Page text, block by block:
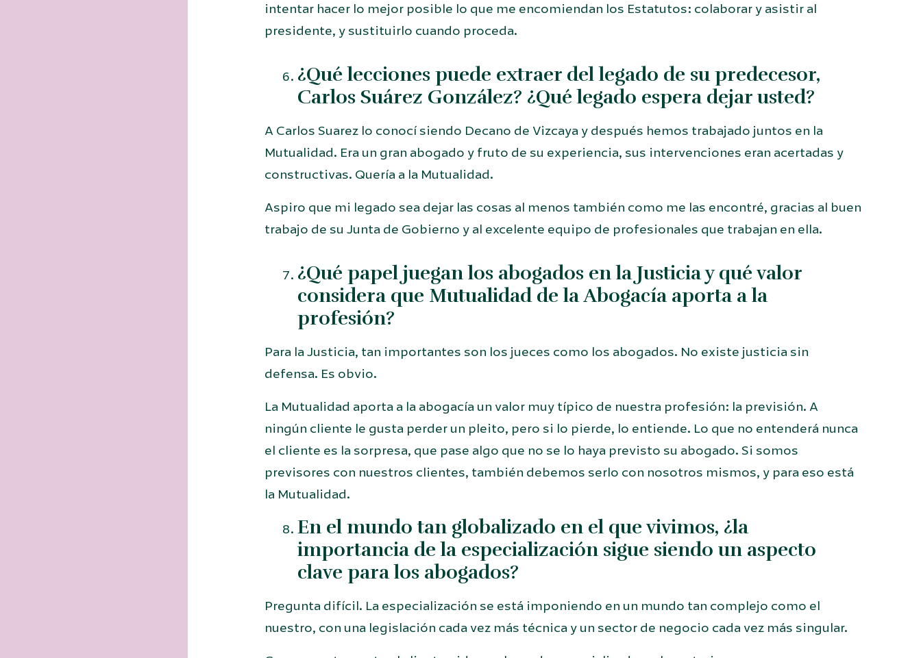
intentar hacer lo mejor posible lo que me encomiendan los Estatutos: colaborar y asistir al
presidente, y sustituirlo cuando proceda.
¿Qué lecciones puede extraer del legado de su predecesor,
Carlos Suárez González? ¿Qué legado espera dejar usted?
A Carlos Suarez lo conocí siendo Decano de Vizcaya y después hemos trabajado juntos en la
Mutualidad. Era un gran abogado y fruto de su experiencia, sus intervenciones eran acertadas y
constructivas. Quería a la Mutualidad.
Aspiro que mi legado sea dejar las cosas al menos también como me las encontré, gracias al buen
trabajo de su Junta de Gobierno y al excelente equipo de profesionales que trabajan en ella.
¿Qué papel juegan los abogados en la Justicia y qué valor
considera que Mutualidad de la Abogacía aporta a la
profesión?
Para la Justicia, tan importantes son los jueces como los abogados. No existe justicia sin
defensa. Es obvio.
La Mutualidad aporta a la abogacía un valor muy típico de nuestra profesión: la previsión. A
ningún cliente le gusta perder un pleito, pero si lo pierde, lo entiende. Lo que no entenderá nunca
el cliente es la sorpresa, que pase algo que no se lo haya previsto su abogado. Si somos
previsores con nuestros clientes, también debemos serlo con nosotros mismos, y para eso está
la Mutualidad.
En el mundo tan globalizado en el que vivimos, ¿la
importancia de la especialización sigue siendo un aspecto
clave para los abogados?
Pregunta difícil. La especialización se está imponiendo en un mundo tan complejo como el
nuestro, con una legislación cada vez más técnica y un sector de negocio cada vez más singular.